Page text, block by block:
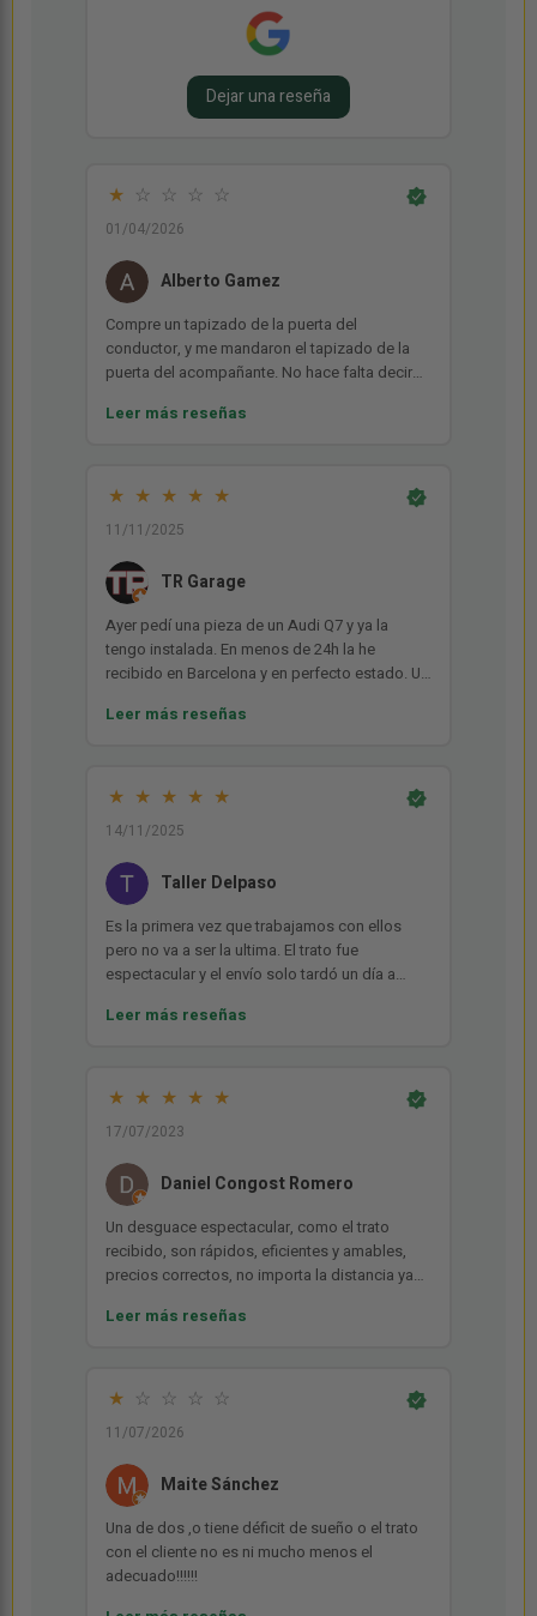
Dejar una reseña
★ ☆ ☆ ☆ ☆
01/04/2026
Alberto Gamez
Compre un tapizado de la puerta del
conductor, y me mandaron el tapizado de la
puerta del acompañante. No hace falta decir
pasar la ITV. Y solo hay un desguace el arbol en
Leer más reseñas
★ ★ ★ ★ ★
11/11/2025
TR Garage
Ayer pedí una pieza de un Audi Q7 y ya la
tengo instalada. En menos de 24h la he
recibido en Barcelona y en perfecto estado. Un
la facilidad para hacer el pedido como en la
Leer más reseñas
★ ★ ★ ★ ★
14/11/2025
Taller Delpaso
Es la primera vez que trabajamos con ellos
pero no va a ser la ultima. El trato fue
espectacular y el envío solo tardó un día a
Leer más reseñas
★ ★ ★ ★ ★
17/07/2023
Daniel Congost Romero
Un desguace espectacular, como el trato
recibido, son rápidos, eficientes y amables,
precios correctos, no importa la distancia ya
mucho el embalaje utilizando envoltorio de
ellos.
Leer más reseñas
★ ☆ ☆ ☆ ☆
11/07/2026
Maite Sánchez
Una de dos ,o tiene déficit de sueño o el trato
con el cliente no es ni mucho menos el
adecuado!!!!!!